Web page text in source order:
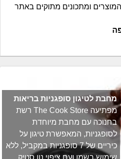
04-8224684. כל המוצרים ומתכונים מתוקים באתר
מחבת לטיגון סופגניות בריאות
רשת The Cook Store מפתיעה
בחנוכה עם מחבת מיוחדת
לסופגניות, המאפשרת טיגון על
כיריים של 7 סופגניות במקביל, ללא
שימוש בשמן ועם ציפוי נון סטיק